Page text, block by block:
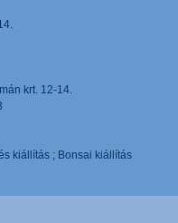
krt. 12-14.
kiállítás ; Bonsai kiállítás